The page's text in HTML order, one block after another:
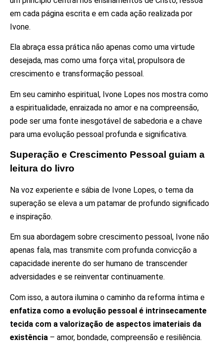
em cada página escrita e em cada ação realizada por
Ivone.
Ela abraça essa prática não apenas como uma virtude
desejada, mas como uma força vital, propulsora de
crescimento e transformação pessoal.
Em seu caminho espiritual, Ivone Lopes nos mostra como
a espiritualidade, enraizada no amor e na compreensão,
pode ser uma fonte inesgotável de sabedoria e a chave
para uma evolução pessoal profunda e significativa.
Superação e Crescimento Pessoal guiam a
leitura do livro
Na voz experiente e sábia de Ivone Lopes, o tema da
superação se eleva a um patamar de profundo significado
e inspiração.
Em sua abordagem sobre crescimento pessoal, Ivone não
apenas fala, mas transmite com profunda convicção a
capacidade inerente do ser humano de transcender
adversidades e se reinventar continuamente.
Com isso, a autora ilumina o caminho da reforma íntima e
enfatiza como a evolução pessoal é intrinsecamente
tecida com a valorização de aspectos imateriais da
existência – amor, bondade, compreensão e resiliência.